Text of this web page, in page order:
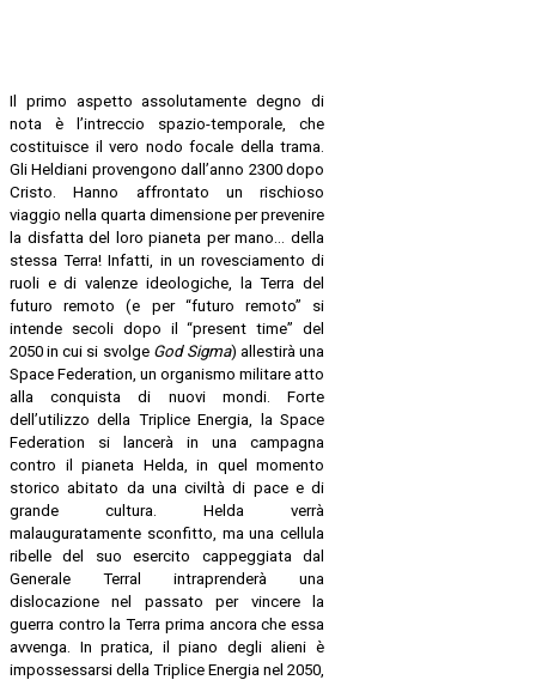
Il primo aspetto assolutamente degno di
nota è l’intreccio spazio-temporale, che
costituisce il vero nodo focale della trama.
Gli Heldiani provengono dall’anno 2300 dopo
Cristo. Hanno affrontato un rischioso
viaggio nella quarta dimensione per prevenire
la disfatta del loro pianeta per mano… della
stessa Terra! Infatti, in un rovesciamento di
ruoli e di valenze ideologiche, la Terra del
futuro remoto (e per “futuro remoto” si
intende secoli dopo il “present time” del
2050 in cui si svolge God Sigma) allestirà una
Space Federation, un organismo militare atto
alla conquista di nuovi mondi. Forte
dell’utilizzo della Triplice Energia, la Space
Federation si lancerà in una campagna
contro il pianeta Helda, in quel momento
storico abitato da una civiltà di pace e di
grande cultura. Helda verrà
malauguratamente sconfitto, ma una cellula
ribelle del suo esercito cappeggiata dal
Generale Terral intraprenderà una
dislocazione nel passato per vincere la
guerra contro la Terra prima ancora che essa
avvenga. In pratica, il piano degli alieni è
impossessarsi della Triplice Energia nel 2050,